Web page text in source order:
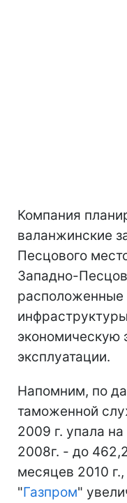
Компания
валанжинские
Песцового
Западно-
расположенные
экономическую
эксплуатации.
Напомним, по
таможенной
2009 г. упала
2008г. - до
месяцев 2010
"Газпром"